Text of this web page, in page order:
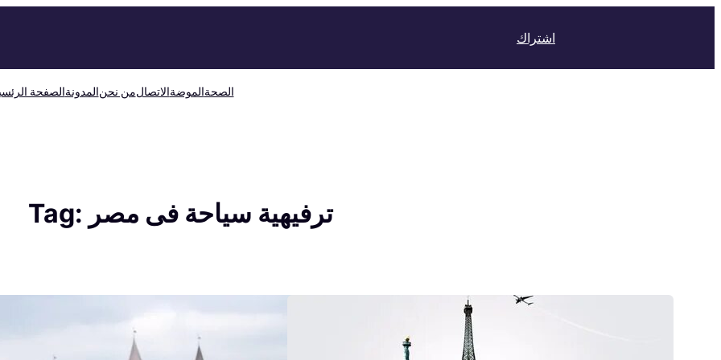
اشتراك
الصفحةالمدونةمن نحنالاتصالالموضةالصحة
Tag: ترفيهية سياحة فى مصر